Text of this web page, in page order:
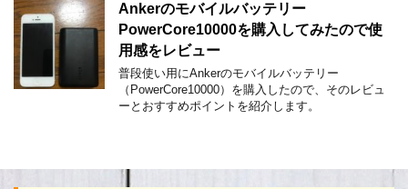
Ankerのモバイルバッテリー
PowerCore10000を購入してみたので使
用感をレビュー
普段使い用にAnkerのモバイルバッテリー
（PowerCore10000）を購入したので、そのレビュ
ーとおすすめポイントを紹介します。